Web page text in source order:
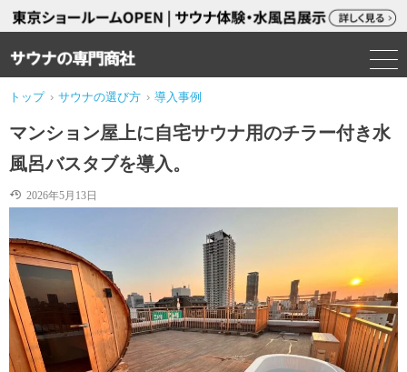
トップ › サウナの選び方 › 導入事例
マンション屋上に自宅サウナ用のチラー付き水
風呂バスタブを導入。
2026年5月13日